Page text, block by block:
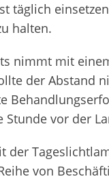
täglich
halten.
nimmt mit
der Abstand
vor der
der
von